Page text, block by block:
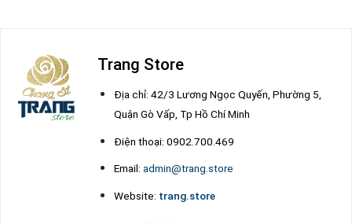
Trang Store
Địa chỉ: 42/3 Lương Ngọc Quyến, Phường 5,
Quận Gò Vấp, Tp Hồ Chí Minh
Điện thoại: 0902.700.469
Email:admin@trang.store
Website: trang.store